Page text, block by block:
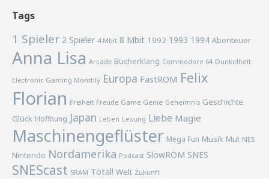
Tags
1 Spieler 2 Spieler 4 Mbit 8 Mbit 1992 1993 1994 Abenteuer
Anna Lisa Arcade Bücherklang Commodore 64 Dunkelheit
Electronic Gaming Monthly Europa FastROM Felix
Florian Freiheit Freude Game Genie Geheimnis Geschichte
Glück Hoffnung Japan Leben Lesung Liebe Magie
Maschinengeflüster Mega Fun Musik Mut NES
Nintendo Nordamerika Podcast SlowROM SNES
SNEScast SRAM Total! Welt Zukunft